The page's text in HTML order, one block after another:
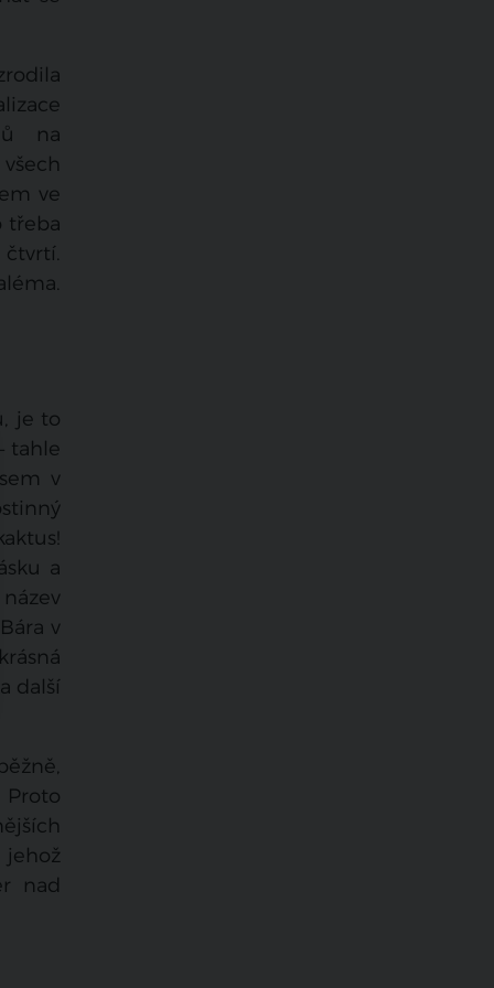
na
ve
třeba
čtvrtí.
je to
tahle
v
a
v
další
jehož
nad